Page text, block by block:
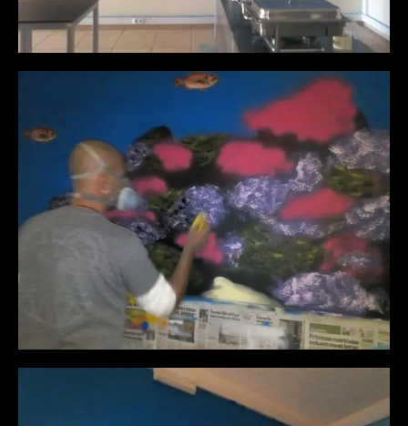
Mural Ecossistema Marinho e Coral
Imersão na Biodiversidade! Este mural é
uma homenagem ao Ecossistema Marinho
de Armação de Pêra. O coral detalhado é o
elemento central, criando um ambiente
relaxante e imersivo no restaurante,
habitado por espécies de peixes que podem
ser encontradas na nossa costa algarvia.
Processo do Coral uso de Esponja para
Textura das Rochas
Textura e Profundidade Subaquática! Foco